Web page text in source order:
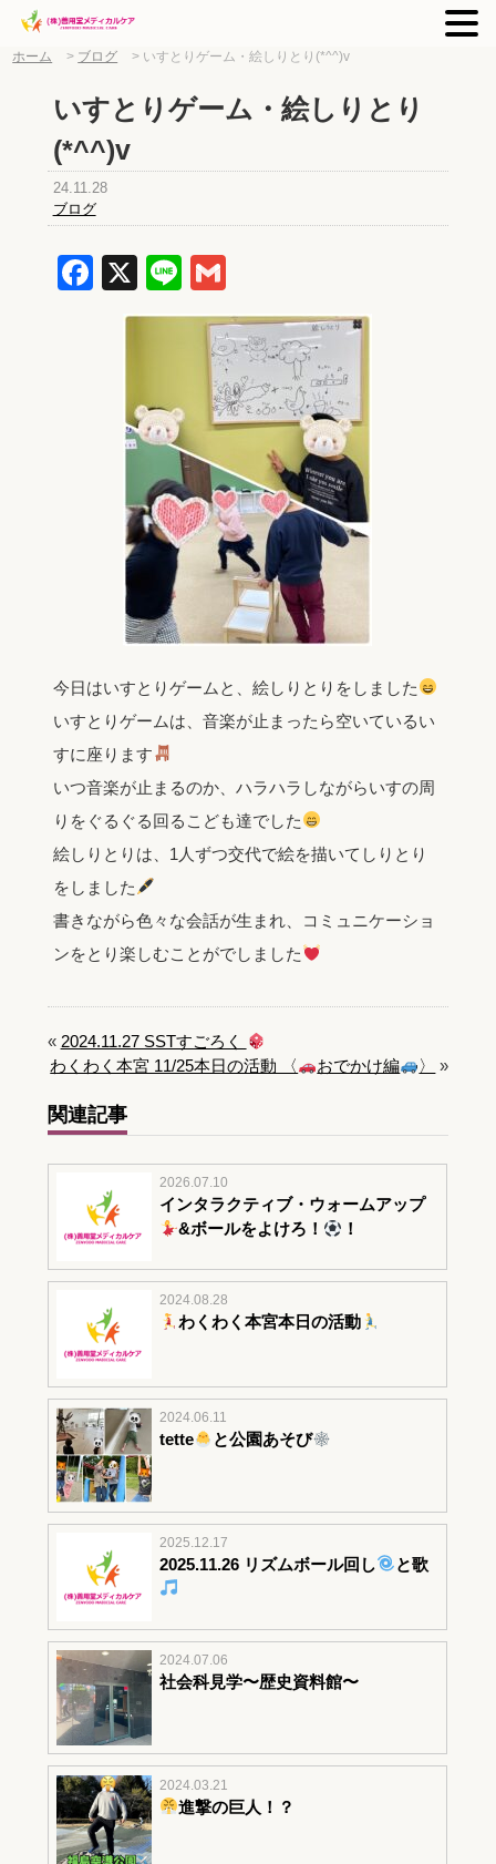
ホーム > ブログ > いすとりゲーム・絵しりとり(*^^)v
いすとりゲーム・絵しりとり
(*^^)v
24.11.28
ブログ
Facebook
X Line
今日はいすとりゲームと、絵しりとりをしました
いすとりゲームは、音楽が止まったら空いているい
すに座ります
いつ音楽が止まるのか、ハラハラしながらいすの周
りをぐるぐる回るこども達でした
絵しりとりは、1人ずつ交代で絵を描いてしりとり
をしました
書きながら色々な会話が生まれ、コミュニケーショ
ンをとり楽しむことがでしました
« 2024.11.27 SSTすごろく
わくわく本宮 11/25本日の活動 〈
おでかけ編 〉 »
関連記事
2026.07.10
インタラクティブ・ウォームアップ
&ボールをよけろ！
！
2024.08.28
わくわく本宮本日の活動
2024.06.11
tette と公園あそび
2025.12.17
2025.11.26 リズムボール回し と歌
2024.07.06
社会科見学〜歴史資料館〜
2024.03.21
進撃の巨人！？